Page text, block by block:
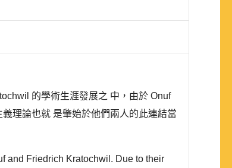
的學術生涯發展之 中，由於 Onuf
理論也就 是肇始於他們兩人的此連結當
and Friedrich Kratochwil. Due to their